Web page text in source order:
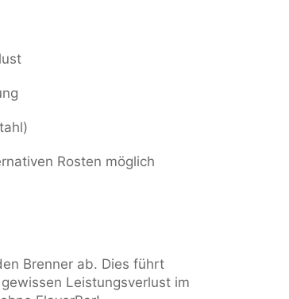
Rosten möglich
Brenner ab. Dies führt
Leistungsverlust im